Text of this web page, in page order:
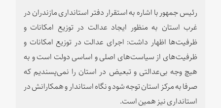
رئیس جمهور با اشاره به استقرار دفتر استانداری مازندران در
غرب استان به منظور ایجاد عدالت در توزیع امکانات و
ظرفیت‌ها اظهار داشت: اجرای عدالت در توزیع امکانات و
ظرفیت‌های از سیاست‌های اصلی و اساسی دولت است و به
هیچ وجه بی‌عدالتی و تبعیض در استان را نمی‌پسندیم که
صرفا به مرکز استان توجه شود و نگاه استاندار و همکارانش در
استانداری نیز همین است.